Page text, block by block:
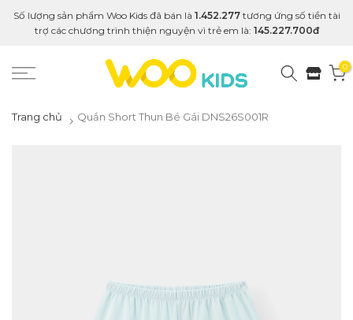
Số lượng sản phẩm Woo Kids đã bán là 1.452.277 tương ứng số tiền tài
trợ các chương trình thiện nguyện vì trẻ em là: 145.227.700đ
0
Trang chủ Quần Short Thun Bé Gái DNS26S001R